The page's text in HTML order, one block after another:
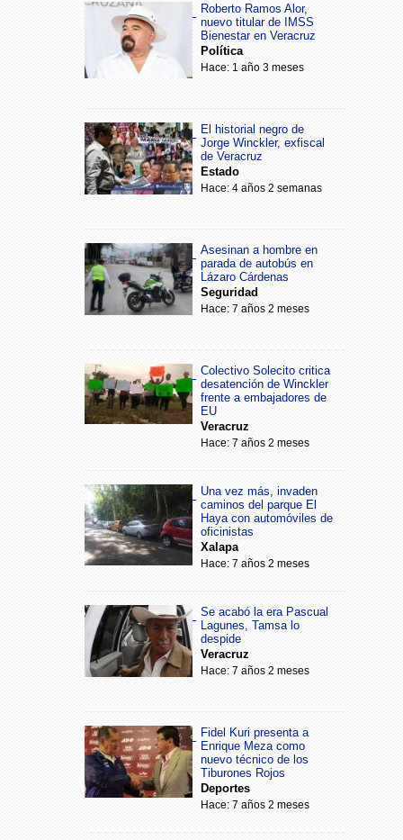
Roberto Ramos Alor,
nuevo titular de IMSS
Bienestar en Veracruz
Política
Hace: 1 año 3 meses
El historial negro de
Jorge Winckler, exfiscal
de Veracruz
Estado
Hace: 4 años 2 semanas
Asesinan a hombre en
parada de autobús en
Lázaro Cárdenas
Seguridad
Hace: 7 años 2 meses
Colectivo Solecito critica
desatención de Winckler
frente a embajadores de
EU
Veracruz
Hace: 7 años 2 meses
Una vez más, invaden
caminos del parque El
Haya con automóviles de
oficinistas
Xalapa
Hace: 7 años 2 meses
Se acabó la era Pascual
Lagunes, Tamsa lo
despide
Veracruz
Hace: 7 años 2 meses
Fidel Kuri presenta a
Enrique Meza como
nuevo técnico de los
Tiburones Rojos
Deportes
Hace: 7 años 2 meses